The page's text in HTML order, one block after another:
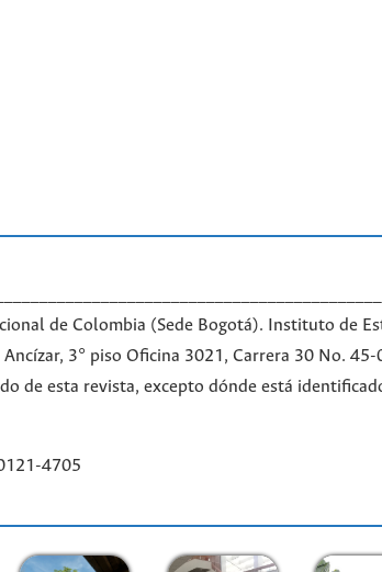
de Colombia (Sede Bogotá). Instituto de
3° piso Oficina 3021, Carrera 30 No.
de esta revista, excepto dónde está
4705